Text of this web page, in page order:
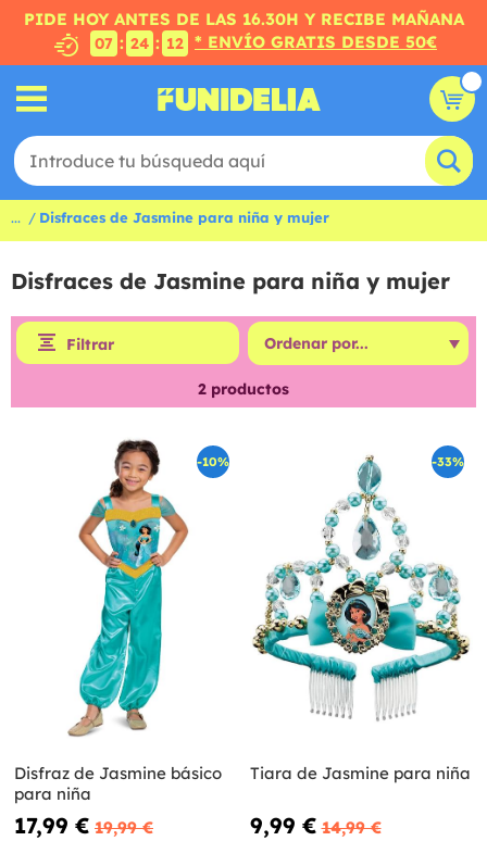
PIDE HOY ANTES DE LAS 16.30H Y RECIBE MAÑANA
07 : 24 : 12 * ENVÍO GRATIS DESDE 50€
... Disfraces de Jasmine para niña y mujer
Disfraces de Jasmine para niña y mujer
Filtrar
2 productos
-10%
Disfraz de Jasmine básico
para niña
17,99 € 19,99 €
-33%
Tiara de Jasmine para niña
9,99 € 14,99 €